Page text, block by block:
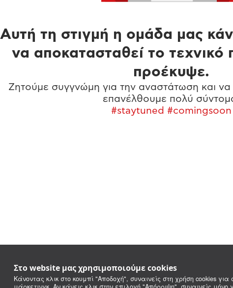
Στο website μας χρησιμοποιούμε cookies
Κάνοντας κλικ στο κουμπί "Αποδοχή", συναινείς στη χρήση cookies για
Αυτή τη στιγμή η ομάδα μας
να αποκατασταθεί το
προέκυψε.
Ζητούμε συγγνώμη για την αναστάτωση και να
επανέλθουμε πολύ
#staytuned #comingsoon